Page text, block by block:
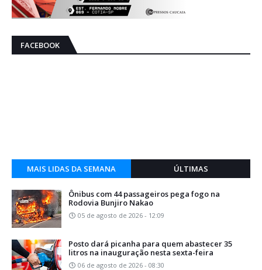
FACEBOOK
MAIS LIDAS DA SEMANA ÚLTIMAS
Ônibus com 44 passageiros pega fogo na
Rodovia Bunjiro Nakao
05 de agosto de 2026 - 12:09
Posto dará picanha para quem abastecer 35
litros na inauguração nesta sexta-feira
06 de agosto de 2026 - 08:30